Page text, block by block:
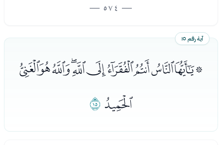
— 574 —
آية رقم ١٥
ﮥﮦﮧﮨﮩﮪﮫﮬﮭﮮﮯ
ﮰﮱ